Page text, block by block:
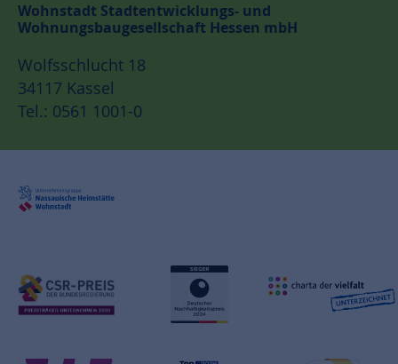
Wohnstadt Stadtentwicklungs- und
Wohnungsbaugesellschaft Hessen mbH
Wolfsschlucht 18
34117 Kassel
Tel.: 0561 1001-0